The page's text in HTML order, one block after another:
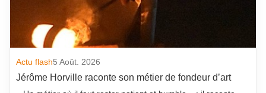
Actu flash5 Août. 2026
Jérôme Horville raconte son métier de fondeur d’art